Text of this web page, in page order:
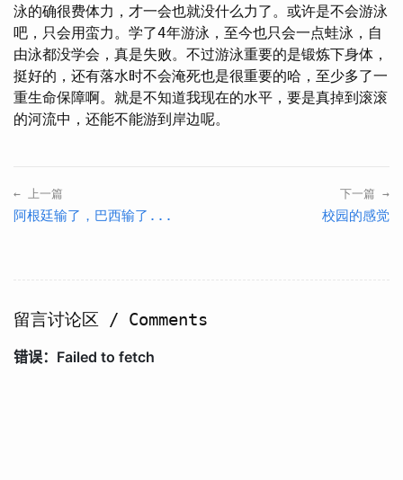
泳的确很费体力，才一会也就没什么力了。或许是不会游泳
吧，只会用蛮力。学了4年游泳，至今也只会一点蛙泳，自
由泳都没学会，真是失败。不过游泳重要的是锻炼下身体，
挺好的，还有落水时不会淹死也是很重要的哈，至少多了一
重生命保障啊。就是不知道我现在的水平，要是真掉到滚滚
的河流中，还能不能游到岸边呢。
← 上一篇
阿根廷输了，巴西输了...
下一篇 →
校园的感觉
留言讨论区 / Comments